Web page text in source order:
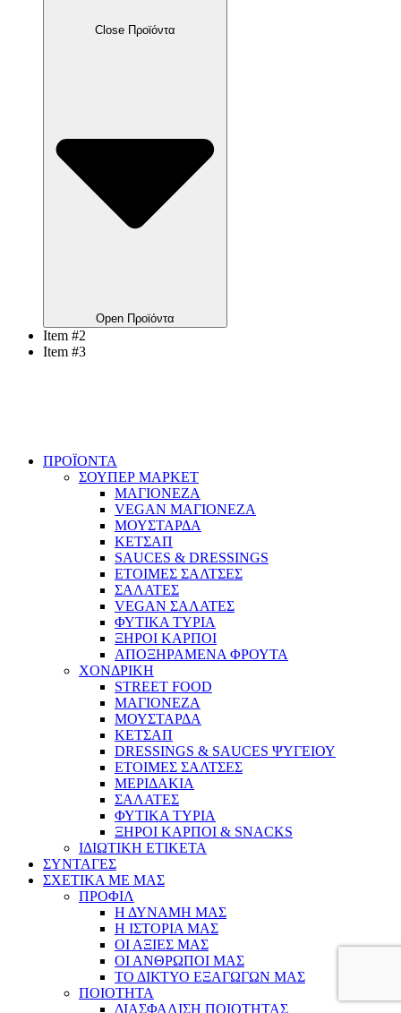
Close Προϊόντα
Open Προϊόντα
Item #2
Item #3
ΠΡΟΪΟΝΤΑ
ΣΟΥΠΕΡ ΜΑΡΚΕΤ
ΜΑΓΙΟΝΕΖΑ
VEGAN ΜΑΓΙΟΝΕΖΑ
ΜΟΥΣΤΑΡΔΑ
ΚΕΤΣΑΠ
SAUCES & DRESSINGS
ΕΤΟΙΜΕΣ ΣΑΛΤΣΕΣ
ΣΑΛΑΤΕΣ
VEGAN ΣΑΛΑΤΕΣ
ΦΥΤΙΚΑ ΤΥΡΙΑ
ΞΗΡΟΙ ΚΑΡΠΟΙ
ΑΠΟΞΗΡΑΜΕΝΑ ΦΡΟΥΤΑ
ΧΟΝΔΡΙΚΗ
STREET FOOD
ΜΑΓΙΟΝΕΖΑ
ΜΟΥΣΤΑΡΔΑ
ΚΕΤΣΑΠ
DRESSINGS & SAUCES ΨΥΓΕΙΟΥ
ΕΤΟΙΜΕΣ ΣΑΛΤΣΕΣ
ΜΕΡΙΔΑΚΙΑ
ΣΑΛΑΤΕΣ
ΦΥΤΙΚΑ ΤΥΡΙΑ
ΞΗΡΟΙ ΚΑΡΠΟΙ & SNACKS
ΙΔΙΩΤΙΚΗ ΕΤΙΚΕΤΑ
ΣΥΝΤΑΓΕΣ
ΣΧΕΤΙΚΑ ΜΕ ΜΑΣ
ΠΡΟΦΙΛ
Η ΔΥΝΑΜΗ ΜΑΣ
Η ΙΣΤΟΡΙΑ ΜΑΣ
ΟΙ ΑΞΙΕΣ ΜΑΣ
ΟΙ ΑΝΘΡΩΠΟΙ ΜΑΣ
ΤΟ ΔΙΚΤΥΟ ΕΞΑΓΩΓΩΝ ΜΑΣ
ΠΟΙΟΤΗΤΑ
ΔΙΑΣΦΑΛΙΣΗ ΠΟΙΟΤΗΤΑΣ